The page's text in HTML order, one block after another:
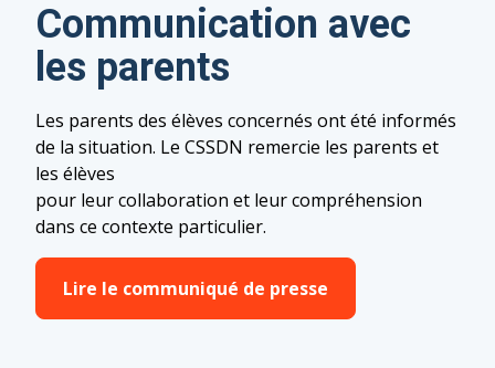
Communication avec
les parents
Les parents des élèves concernés ont été informés
de la situation. Le CSSDN remercie les parents et
les élèves
pour leur collaboration et leur compréhension
dans ce contexte particulier.
Lire le communiqué de presse